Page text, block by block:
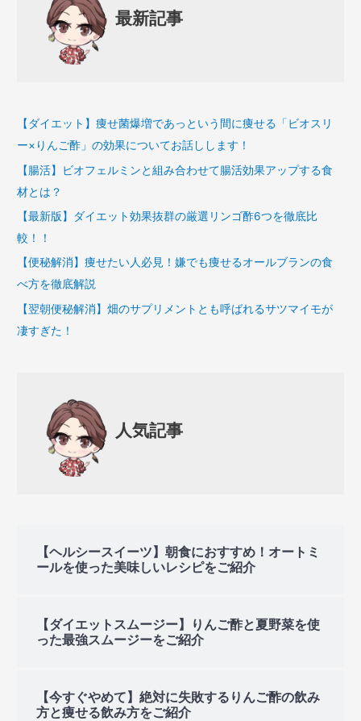
最新記事
【ダイエット】痩せ菌爆増であっという間に痩せる「ビオスリ
ー×りんご酢」の効果についてお話しします！
【腸活】ビオフェルミンと組み合わせて腸活効果アップする食
材とは？
【最新版】ダイエット効果抜群の厳選リンゴ酢6つを徹底比
較！！
【便秘解消】痩せたい人必見！嫌でも痩せるオールブランの食
べ方を徹底解説
【翌朝便秘解消】畑のサプリメントとも呼ばれるサツマイモが
凄すぎた！
人気記事
【ヘルシースイーツ】朝食におすすめ！オートミ
ールを使った美味しいレシピをご紹介
【ダイエットスムージー】りんご酢と夏野菜を使
った最強スムージーをご紹介
【今すぐやめて】絶対に失敗するりんご酢の飲み
方と痩せる飲み方をご紹介